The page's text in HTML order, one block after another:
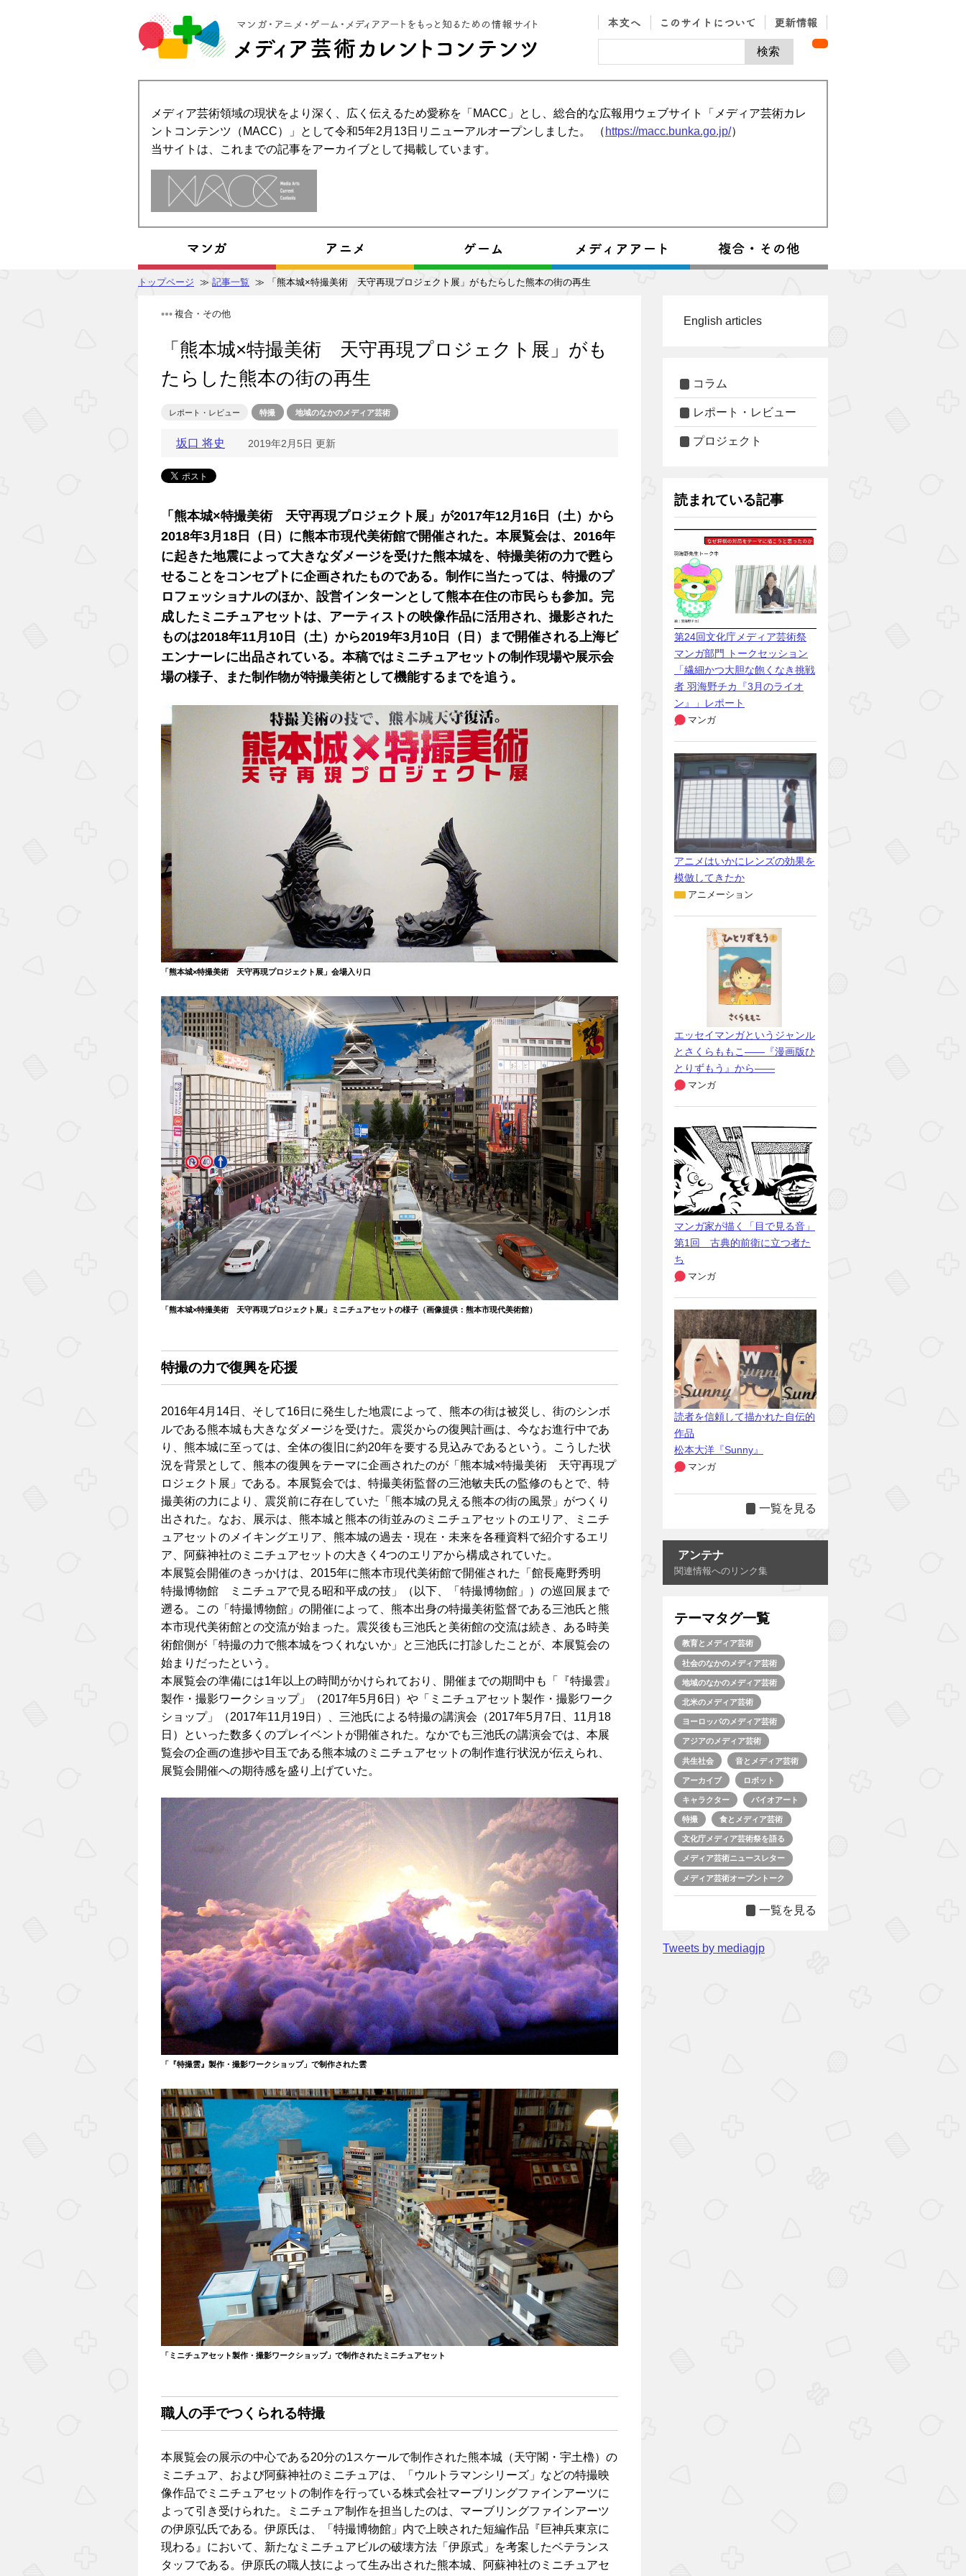
メディア芸術領域の現状をより深く、広く伝えるため愛称を「MACC」とし、総合的な広報用ウェブサイト「メディア芸術カレ
ントコンテンツ（MACC）」として令和5年2月13日リニューアルオープンしました。 （ https://macc.bunka.go.jp/）
当サイトは、これまでの記事をアーカイブとして掲載しています。
トップページ ≫ 記事一覧 ≫ 「熊本城×特撮美術 天守再現プロジェクト展」がもたらした熊本の街の再生
複合・その他
「熊本城×特撮美術 天守再現プロジェクト展」がも
たらした熊本の街の再生
レポート・レビュー 特撮 地域のなかのメディア芸術
坂口 将史 2019年2月5日 更新
「熊本城×特撮美術 天守再現プロジェクト展」が2017年12月16日（土）から
2018年3月18日（日）に熊本市現代美術館で開催された。本展覧会は、2016年
に起きた地震によって大きなダメージを受けた熊本城を、特撮美術の力で甦ら
せることをコンセプトに企画されたものである。制作に当たっては、特撮のプ
ロフェッショナルのほか、設営インターンとして熊本在住の市民らも参加。完
成したミニチュアセットは、アーティストの映像作品に活用され、撮影された
ものは2018年11月10日（土）から2019年3月10日（日）まで開催される上海ビ
エンナーレに出品されている。本稿ではミニチュアセットの制作現場や展示会
場の様子、また制作物が特撮美術として機能するまでを追う。
「熊本城×特撮美術 天守再現プロジェクト展」会場入り口
「熊本城×特撮美術 天守再現プロジェクト展」ミニチュアセットの様子（画像提供：熊本市現代美術館）
特撮の力で復興を応援
2016年4月14日、そして16日に発生した地震によって、熊本の街は被災し、街のシンボ
ルである熊本城も大きなダメージを受けた。震災からの復興計画は、今なお進行中であ
り、熊本城に至っては、全体の復旧に約20年を要する見込みであるという。こうした状
況を背景として、熊本の復興をテーマに企画されたのが「熊本城×特撮美術 天守再現プ
ロジェクト展」である。本展覧会では、特撮美術監督の三池敏夫氏の監修のもとで、特
撮美術の力により、震災前に存在していた「熊本城の見える熊本の街の風景」がつくり
出された。なお、展示は、熊本城と熊本の街並みのミニチュアセットのエリア、ミニチ
ュアセットのメイキングエリア、熊本城の過去・現在・未来を各種資料で紹介するエリ
ア、阿蘇神社のミニチュアセットの大きく4つのエリアから構成されていた。
本展覧会開催のきっかけは、2015年に熊本市現代美術館で開催された「館長庵野秀明
特撮博物館 ミニチュアで見る昭和平成の技」（以下、「特撮博物館」）の巡回展まで
遡る。この「特撮博物館」の開催によって、熊本出身の特撮美術監督である三池氏と熊
本市現代美術館との交流が始まった。震災後も三池氏と美術館の交流は続き、ある時美
術館側が「特撮の力で熊本城をつくれないか」と三池氏に打診したことが、本展覧会の
始まりだったという。
本展覧会の準備には1年以上の時間がかけられており、開催までの期間中も「『特撮雲』
製作・撮影ワークショップ」（2017年5月6日）や「ミニチュアセット製作・撮影ワーク
ショップ」（2017年11月19日）、三池氏による特撮の講演会（2017年5月7日、11月18
日）といった数多くのプレイベントが開催された。なかでも三池氏の講演会では、本展
覧会の企画の進捗や目玉である熊本城のミニチュアセットの制作進行状況が伝えられ、
展覧会開催への期待感を盛り上げていた。
「『特撮雲』製作・撮影ワークショップ」で制作された雲
「ミニチュアセット製作・撮影ワークショップ」で制作されたミニチュアセット
職人の手でつくられる特撮
本展覧会の展示の中心である20分の1スケールで制作された熊本城（天守閣・宇土櫓）の
ミニチュア、および阿蘇神社のミニチュアは、「ウルトラマンシリーズ」などの特撮映
像作品でミニチュアセットの制作を行っている株式会社マーブリングファインアーツに
よって引き受けられた。ミニチュア制作を担当したのは、マーブリングファインアーツ
の伊原弘氏である。伊原氏は、「特撮博物館」内で上映された短編作品『巨神兵東京に
現わる』において、新たなミニチュアビルの破壊方法「伊原式」を考案したベテランス
タッフである。伊原氏の職人技によって生み出された熊本城、阿蘇神社のミニチュアセ
English articles
コラム
レポート・レビュー
プロジェクト
読まれている記事
第24回文化庁メディア芸術祭
マンガ部門 トークセッション
「繊細かつ大胆な飽くなき挑戦
者 羽海野チカ『3月のライオ
ン』」レポート
マンガ
アニメはいかにレンズの効果を
模倣してきたか
アニメーション
エッセイマンガというジャンル
とさくらももこ――『漫画版ひ
とりずもう』から――
マンガ
マンガ家が描く「目で見る音」
第1回 古典的前衛に立つ者た
ち
マンガ
読者を信頼して描かれた自伝的
作品
松本大洋『Sunny』
マンガ
一覧を見る
アンテナ
関連情報へのリンク集
テーマタグ一覧
教育とメディア芸術
社会のなかのメディア芸術
地域のなかのメディア芸術
北米のメディア芸術
ヨーロッパのメディア芸術
アジアのメディア芸術
共生社会 音とメディア芸術
アーカイブ ロボット
キャラクター バイオアート
特撮 食とメディア芸術
文化庁メディア芸術祭を語る
メディア芸術ニュースレター
メディア芸術オープントーク
一覧を見る
Tweets by mediagjp